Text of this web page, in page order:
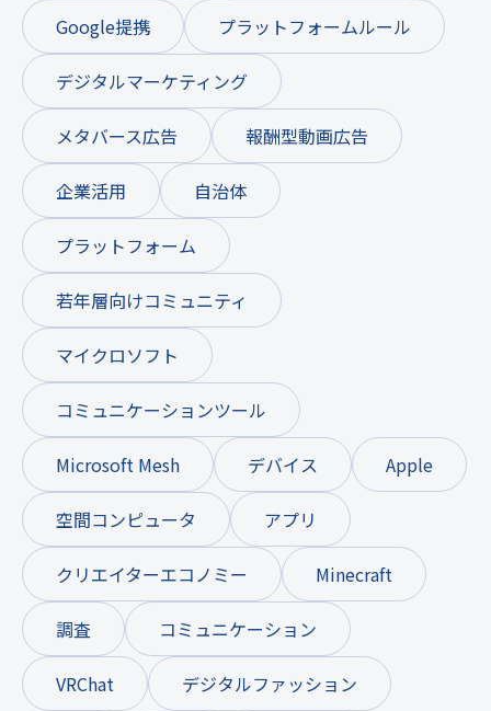
Google提携 プラットフォームルール
デジタルマーケティング
メタバース広告 報酬型動画広告
企業活用 自治体
プラットフォーム
若年層向けコミュニティ
マイクロソフト
コミュニケーションツール
Microsoft Mesh デバイス Apple
空間コンピュータ アプリ
クリエイターエコノミー Minecraft
調査 コミュニケーション
VRChat デジタルファッション